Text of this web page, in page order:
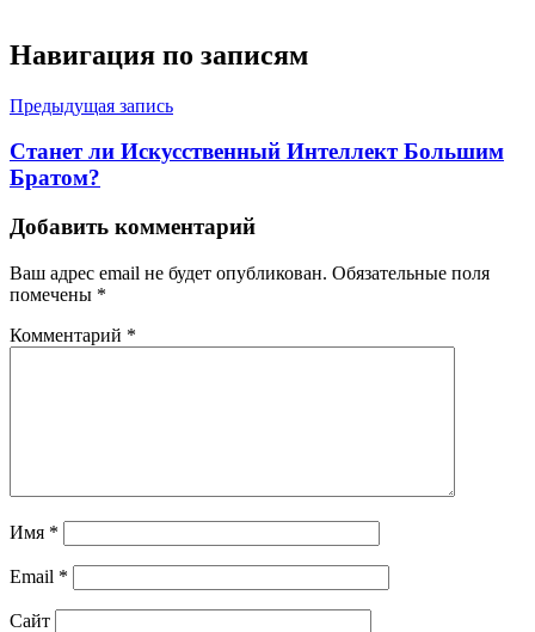
Навигация по записям
Предыдущая запись
Станет ли Искусственный Интеллект Большим
Братом?
Добавить комментарий
Ваш адрес email не будет опубликован. Обязательные поля
помечены *
Комментарий *
Имя *
Email *
Сайт